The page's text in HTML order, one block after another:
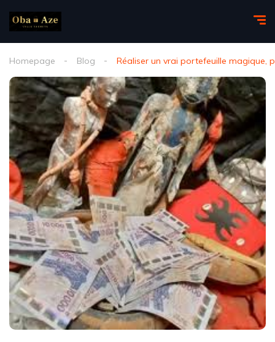
Homepage Blog Réaliser un vrai portefeuille magique,